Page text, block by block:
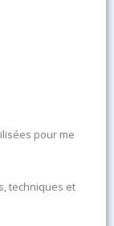
pour me
techniques et